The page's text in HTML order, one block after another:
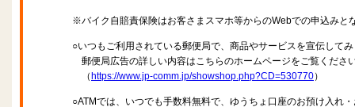
※バイク自賠責保険はお客さまスマホ等からのWebでの申込みと
○いつもご利用されている郵便局で、商品やサービスを宣伝して
郵便局広告の詳しい内容はこちらのホームページをご覧くださ
（ https://www.jp-comm.jp/showshop.php?CD=530770）
○ATMでは、いつでも手数料無料で、ゆうちょ口座のお預け入れ